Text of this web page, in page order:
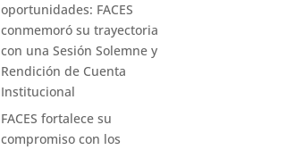
oportunidades: FACES
conmemoró su trayectoria
con una Sesión Solemne y
Rendición de Cuenta
Institucional
FACES fortalece su
compromiso con los